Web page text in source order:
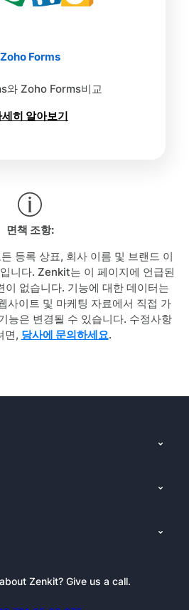
Zoho Forms
와 Zoho Forms비교
히 알아보기
면책 조항:
등록 상표, 회사 이름 및 브랜드 이
니다. Zenkit는 이 페이지에 언급된
이 없습니다. 기능에 대한 데이터는
사이트 및 마케팅 자료에서 직접 가
능은 변경될 수 있습니다. 수정사항
면, 당사에 문의하세요.
Zenkit? Give us a call.